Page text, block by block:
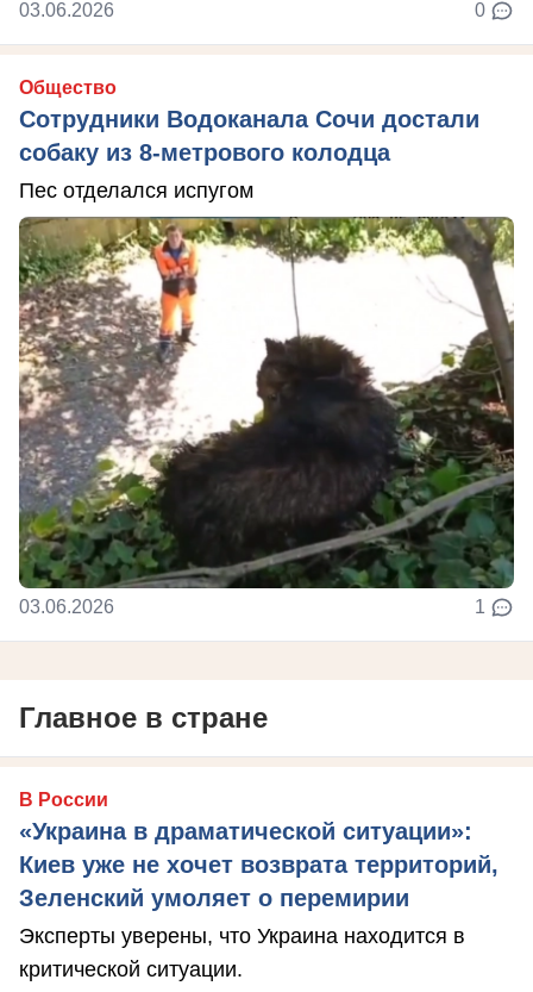
03.06.2026 0
Общество
Сотрудники Водоканала Сочи достали
собаку из 8-метрового колодца
Пес отделался испугом
03.06.2026 1
Главное в стране
В России
«Украина в драматической ситуации»:
Киев уже не хочет возврата территорий,
Зеленский умоляет о перемирии
Эксперты уверены, что Украина находится в
критической ситуации.